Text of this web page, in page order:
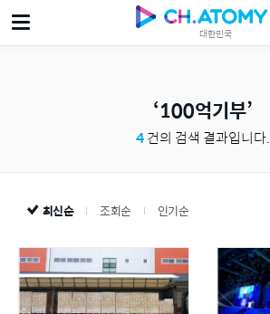
대한민국
100억기부
4건의 검색 결과입니다.
최신순 조회순 인기순